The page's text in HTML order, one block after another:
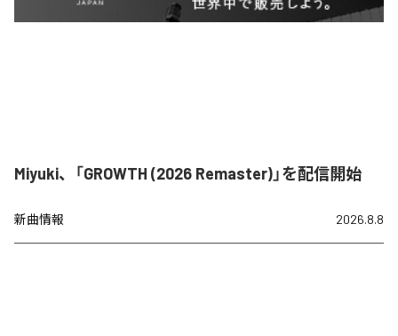
Miyuki、「GROWTH (2026 Remaster)」を配信開始
新曲情報 2026.8.8